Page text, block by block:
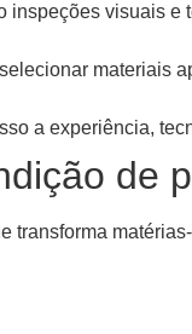
visuais
a experiência,
de